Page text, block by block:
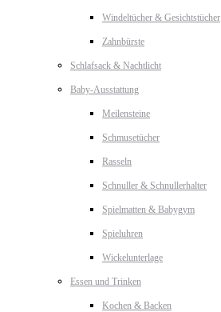
Windeltücher & Gesichtstücher
Zahnbürste
Schlafsack & Nachtlicht
Baby-Ausstattung
Meilensteine
Schmusetücher
Rasseln
Schnuller & Schnullerhalter
Spielmatten & Babygym
Spieluhren
Wickelunterlage
Essen und Trinken
Kochen & Backen